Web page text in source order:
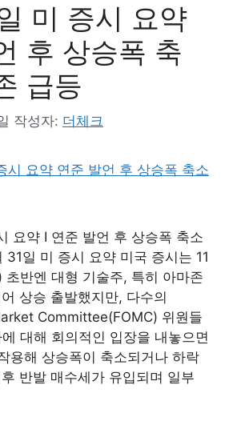
미 증시 요약
후 상승폭 축
급등
작성자: 더체크
요약 I 연준 발언 후 상승폭 축소
31일 미 증시 요약 미국 증시는 11
초반엔 대형 기술주, 특히 아마존
상승 출발했지만, 다수의
Committee(FOMC) 위원들
대해 회의적인 입장을 내놓으면
용해 상승폭이 축소되거나 하락
반발 매수세가 유입되며 일부